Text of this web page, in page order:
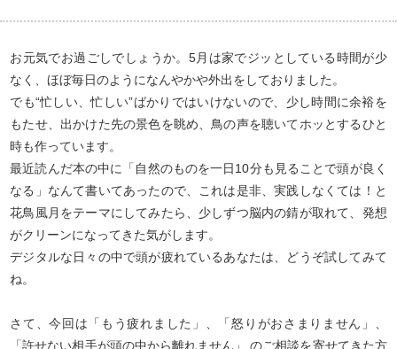
お元気でお過ごしでしょうか。5月は家でジッとしている時間が少
なく、ほぼ毎日のようになんやかや外出をしておりました。
でも“忙しい、忙しい”ばかりではいけないので、少し時間に余裕を
もたせ、出かけた先の景色を眺め、鳥の声を聴いてホッとするひと
時も作っています。
最近読んだ本の中に「自然のものを一日10分も見ることで頭が良く
なる」なんて書いてあったので、これは是非、実践しなくては！と
花鳥風月をテーマにしてみたら、少しずつ脳内の錆が取れて、発想
がクリーンになってきた気がします。
デジタルな日々の中で頭が疲れているあなたは、どうぞ試してみて
ね。
さて、今回は「もう疲れました」、「怒りがおさまりません」、
「許せない相手が頭の中から離れません」 のご相談を寄せてきた方